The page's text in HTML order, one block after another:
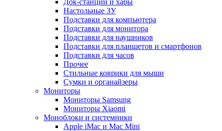
Док-станции и хабы
Настольные ЗУ
Подставки для компьютера
Подставки для монитора
Подставки для наушников
Подставки для планшетов и смартфонов
Подставки для часов
Прочее
Стильные коврики для мыши
Сумки и органайзеры
Мониторы
Мониторы Samsung
Мониторы Xiaomi
Моноблоки и системники
Apple iMac и Mac Mini